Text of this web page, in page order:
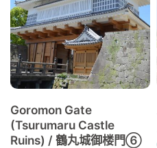
Goromon Gate
(Tsurumaru Castle
Ruins) / 鶴丸城御楼門⑥